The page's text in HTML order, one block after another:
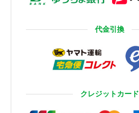
代金引換
クレジットカード